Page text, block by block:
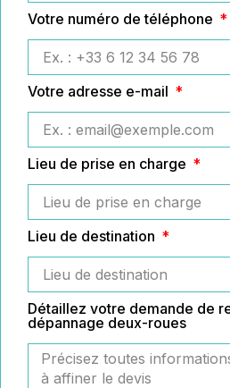
Votre numéro de téléphone
Votre adresse e-mail
Lieu de prise en charge
Lieu de destination
Détaillez votre demande de
dépannage deux-roues